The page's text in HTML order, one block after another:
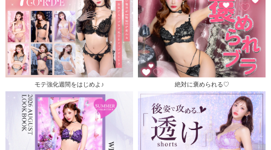
モテ強化週間をはじめよ♪ 絶対に褒められる♡